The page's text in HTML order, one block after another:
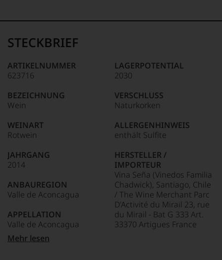
Unter 85 Punkte:
Welt,
kaum
ein
Das
dokumentieren
auch
und
mit
Bewertungen
Medaillen
renommierter
Weinjournalisten
oder
Fachpublikationen
in
Aussendungen
oder
in
unserem
90 Punkte und
Unter 88
Punkte:
Suckling
Der
Amerikaner
Suckling,
Jahrgang
zählt
heute
zu
den
bedeutendsten
und
Weinkritikern
der
Dabei
geriet
mehr
über
Umwege
in
STECKBRIEF
ARTIKELNUMMER
623716
BEZEICHNUNG
Wein
WEINART
Rotwein
JAHRGANG
2014
ANBAUREGION
Valle de Aconcagua
APPELLATION
Valle de Aconcagua
REBSORTEN
LAGERPOTENTIAL
2030
VERSCHLUSS
Naturkorken
ALLERGENHINWEIS
enthält Sulfite
HERSTELLER /
IMPORTEUR
Vina Seña (Vinedos Familia
Chadwick), Santiago, Chile
/ The Wine Merchant Parc
D'Activité du Mirail 23, rue
du Mirail - Bat G 333 Art.
33370 Artigues France
Mehr lesen